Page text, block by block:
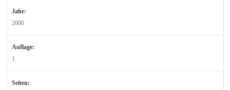
Jahr:
2000
Auflage:
1
Seiten: